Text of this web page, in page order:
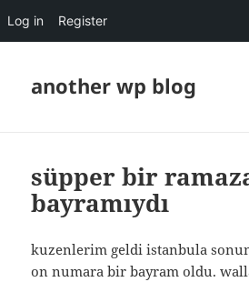
Log in Register
another wp blog
süpper bir
bayramıydı
kuzenlerim geldi istanbula
on numara bir bayram oldu.